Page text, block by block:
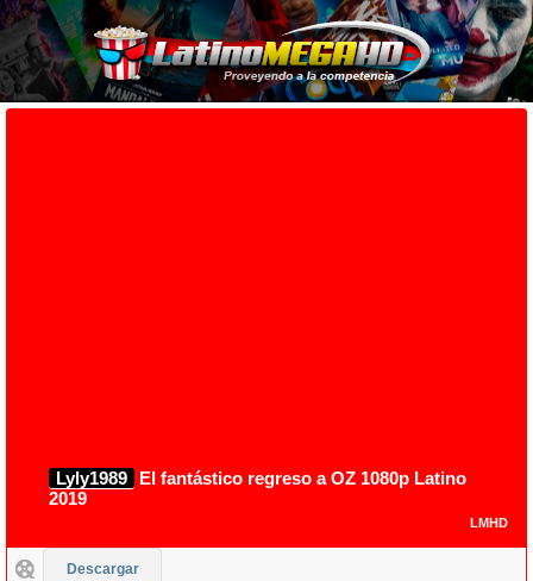
Lyly1989
El fantástico regreso a OZ 1080p Latino
2019
LMHD
Descargar